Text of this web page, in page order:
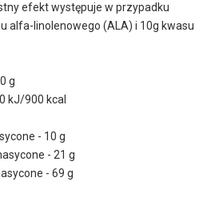
efekt występuje w przypadku
alfa-linolenowego (ALA) i 10g kwasu
g
kJ/900 kcal
- 10 g
- 21 g
- 69 g